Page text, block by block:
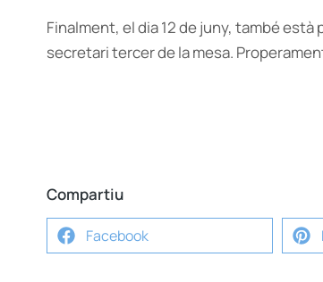
Finalment, el dia 12 de juny, també
secretari tercer de la mesa.
Compartiu
Facebook